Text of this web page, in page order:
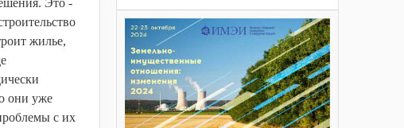
жилье,
они уже
с их